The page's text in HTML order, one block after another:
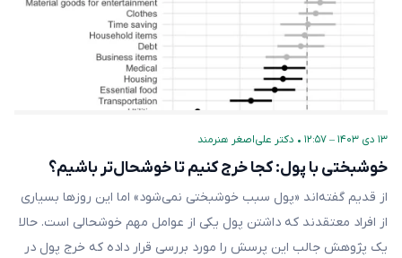
۱۳ دی ۱۴۰۳ – ۱۲:۵۷ • دکتر علی‌اصغر هنرمند
خوشبختی با پول: کجا خرج کنیم تا خوشحال‌تر باشیم؟
از قدیم گفته‌اند «پول سبب خوشبختی نمی‌شود» اما این روزها بسیاری
از افراد معتقدند که داشتن پول یکی از عوامل مهم خوشحالی است. حالا
یک پژوهش جالب این پرسش را مورد بررسی قرار داده که خرج پول در